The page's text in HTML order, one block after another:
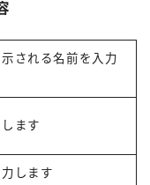
される名前を入力
ます
します